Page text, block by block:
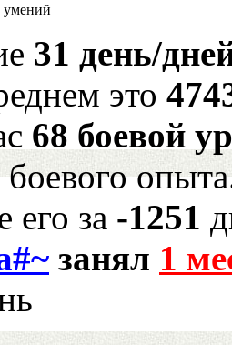
31 день/
это
68 боевой
боевого
его за -1251
занял 1